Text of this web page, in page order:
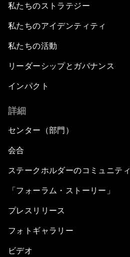
私たちのストラテジー
私たちのアイデンティティ
私たちの活動
リーダーシップとガバナンス
インパクト
詳細
センター（部門）
会合
ステークホルダーのコミュニティ
「フォーラム・ストーリー」
プレスリリース
フォトギャラリー
ビデオ